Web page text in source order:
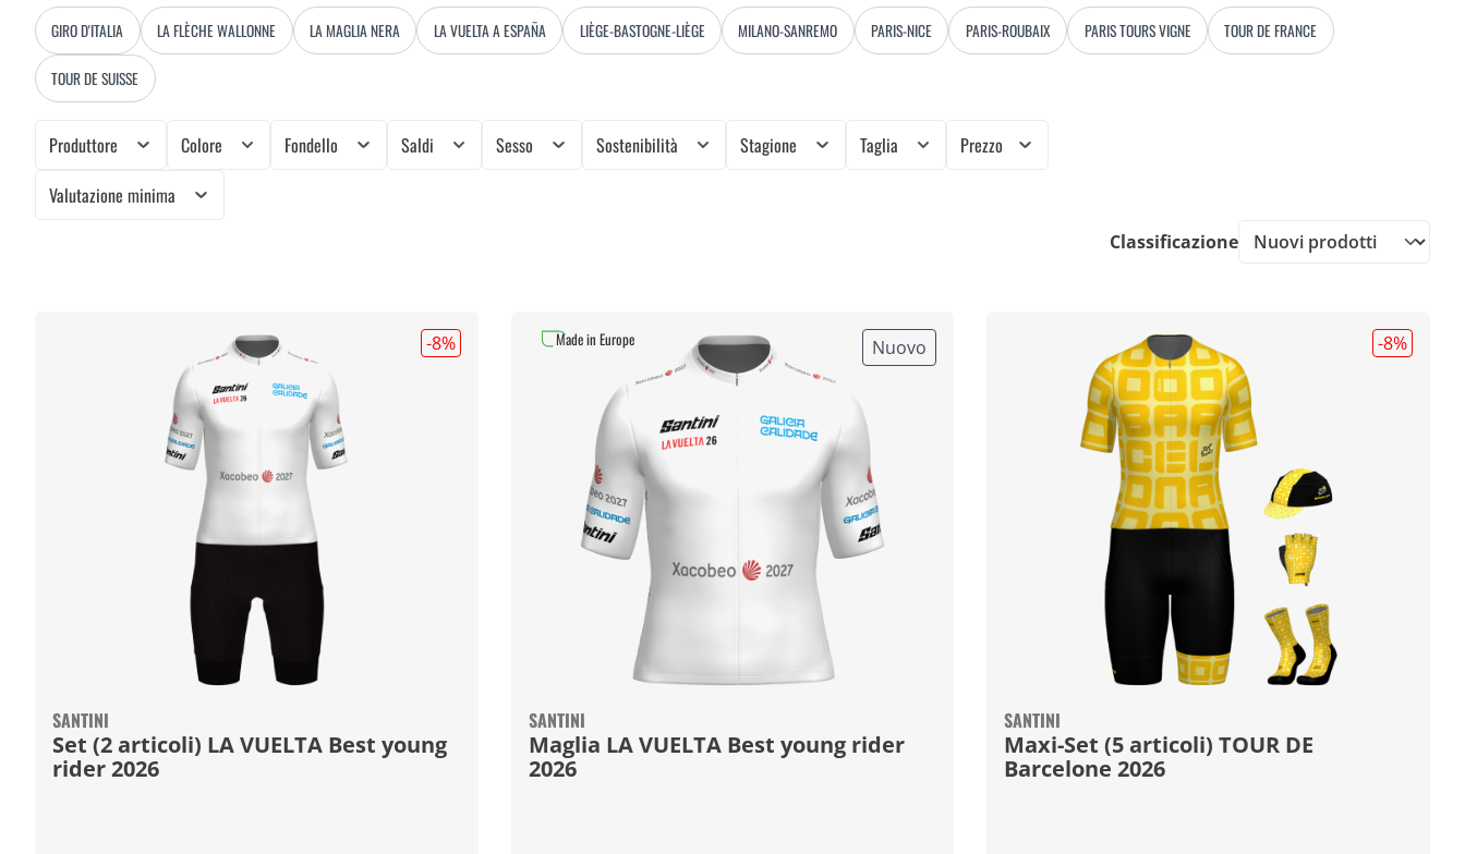
GIRO D'ITALIA LA FLÈCHE WALLONNE LA MAGLIA NERA LA VUELTA A ESPAÑA LIÈGE-BASTOGNE-LIÈGE MILANO-SANREMO PARIS-NICE PARIS-ROUBAIX PARIS TOURS VIGNE TOUR DE FRANCE
TOUR DE SUISSE
Produttore Colore Fondello Saldi Sesso Sostenibilità Stagione Taglia
Prezzo
Valutazione minima
Classificazione
-8%
SANTINI
Set (2 articoli) LA VUELTA Best young
rider 2026
Nuovo
SANTINI
Maglia LA VUELTA Best young rider
2026
Made in Europe -8%
SANTINI
Maxi-Set (5 articoli) TOUR DE
Barcelone 2026